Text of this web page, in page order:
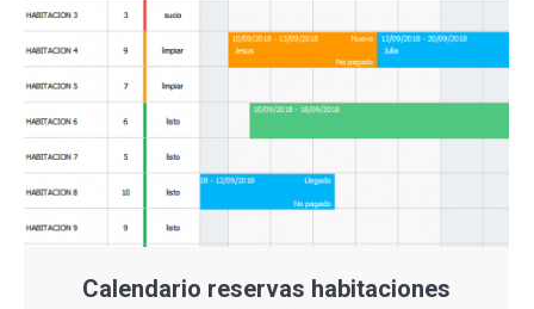
Calendario reservas habitaciones